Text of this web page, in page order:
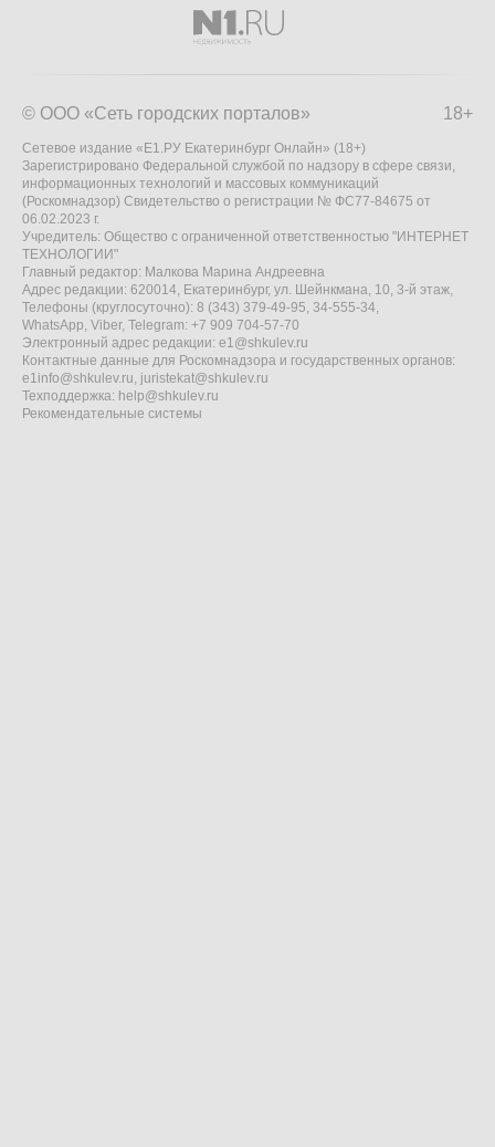
18+
© ООО «Сеть городских порталов»
Сетевое издание «Е1.РУ Екатеринбург Онлайн» (18+)
Зарегистрировано Федеральной службой по надзору в сфере связи,
информационных технологий и массовых коммуникаций
(Роскомнадзор) Свидетельство о регистрации № ФС77-84675 от
06.02.2023 г.
Учредитель: Общество с ограниченной ответственностью "ИНТЕРНЕТ
ТЕХНОЛОГИИ"
Главный редактор: Малкова Марина Андреевна
Адрес редакции: 620014, Екатеринбург, ул. Шейнкмана, 10, 3-й этаж,
Телефоны (круглосуточно): 8 (343) 379-49-95, 34-555-34,
WhatsApp, Viber, Telegram: +7 909 704-57-70
Электронный адрес редакции: e1@shkulev.ru
Контактные данные для Роскомнадзора и государственных органов:
e1info@shkulev.ru, juristekat@shkulev.ru
Техподдержка: help@shkulev.ru
Рекомендательные системы